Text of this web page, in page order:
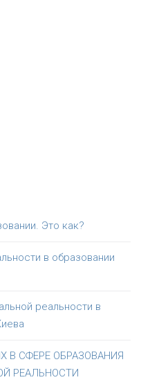
Это как?
в образовании
реальности в
В СФЕРЕ ОБРАЗОВАНИЯ
РЕАЛЬНОСТИ